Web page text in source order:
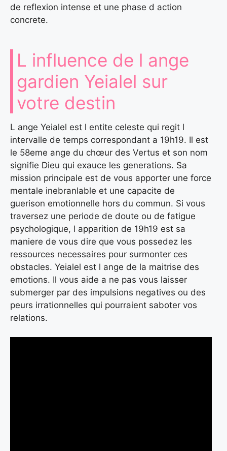
de reflexion intense et une phase d action
concrete.
L influence de l ange
gardien Yeialel sur
votre destin
L ange Yeialel est l entite celeste qui regit l
intervalle de temps correspondant a 19h19. Il est
le 58eme ange du chœur des Vertus et son nom
signifie Dieu qui exauce les generations. Sa
mission principale est de vous apporter une force
mentale inebranlable et une capacite de
guerison emotionnelle hors du commun. Si vous
traversez une periode de doute ou de fatigue
psychologique, l apparition de 19h19 est sa
maniere de vous dire que vous possedez les
ressources necessaires pour surmonter ces
obstacles. Yeialel est l ange de la maitrise des
emotions. Il vous aide a ne pas vous laisser
submerger par des impulsions negatives ou des
peurs irrationnelles qui pourraient saboter vos
relations.